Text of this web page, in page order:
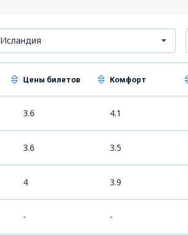
Исландия
Цены билетов Комфорт
3.6 4.1
3.6 3.5
4 3.9
- -